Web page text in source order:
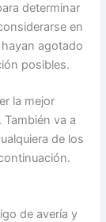
determinar
en
agotado
posibles.
la mejor
va a
de los
de avería y